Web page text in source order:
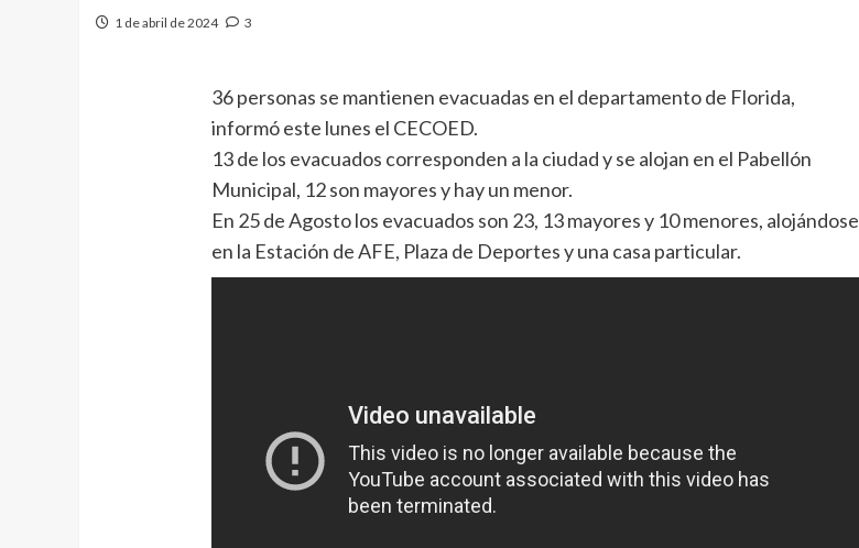
1 de abril de 2024 3
36 personas se mantienen evacuadas en el departamento de Florida,
informó este lunes el CECOED.
13 de los evacuados corresponden a la ciudad y se alojan en el Pabellón
Municipal, 12 son mayores y hay un menor.
En 25 de Agosto los evacuados son 23, 13 mayores y 10 menores, alojándose
en la Estación de AFE, Plaza de Deportes y una casa particular.